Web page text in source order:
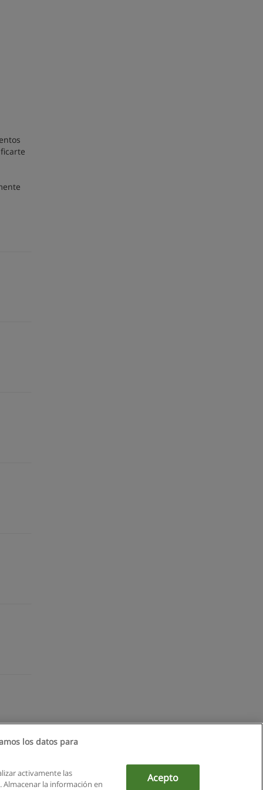
los datos para
activamente las
la información en
Acepto